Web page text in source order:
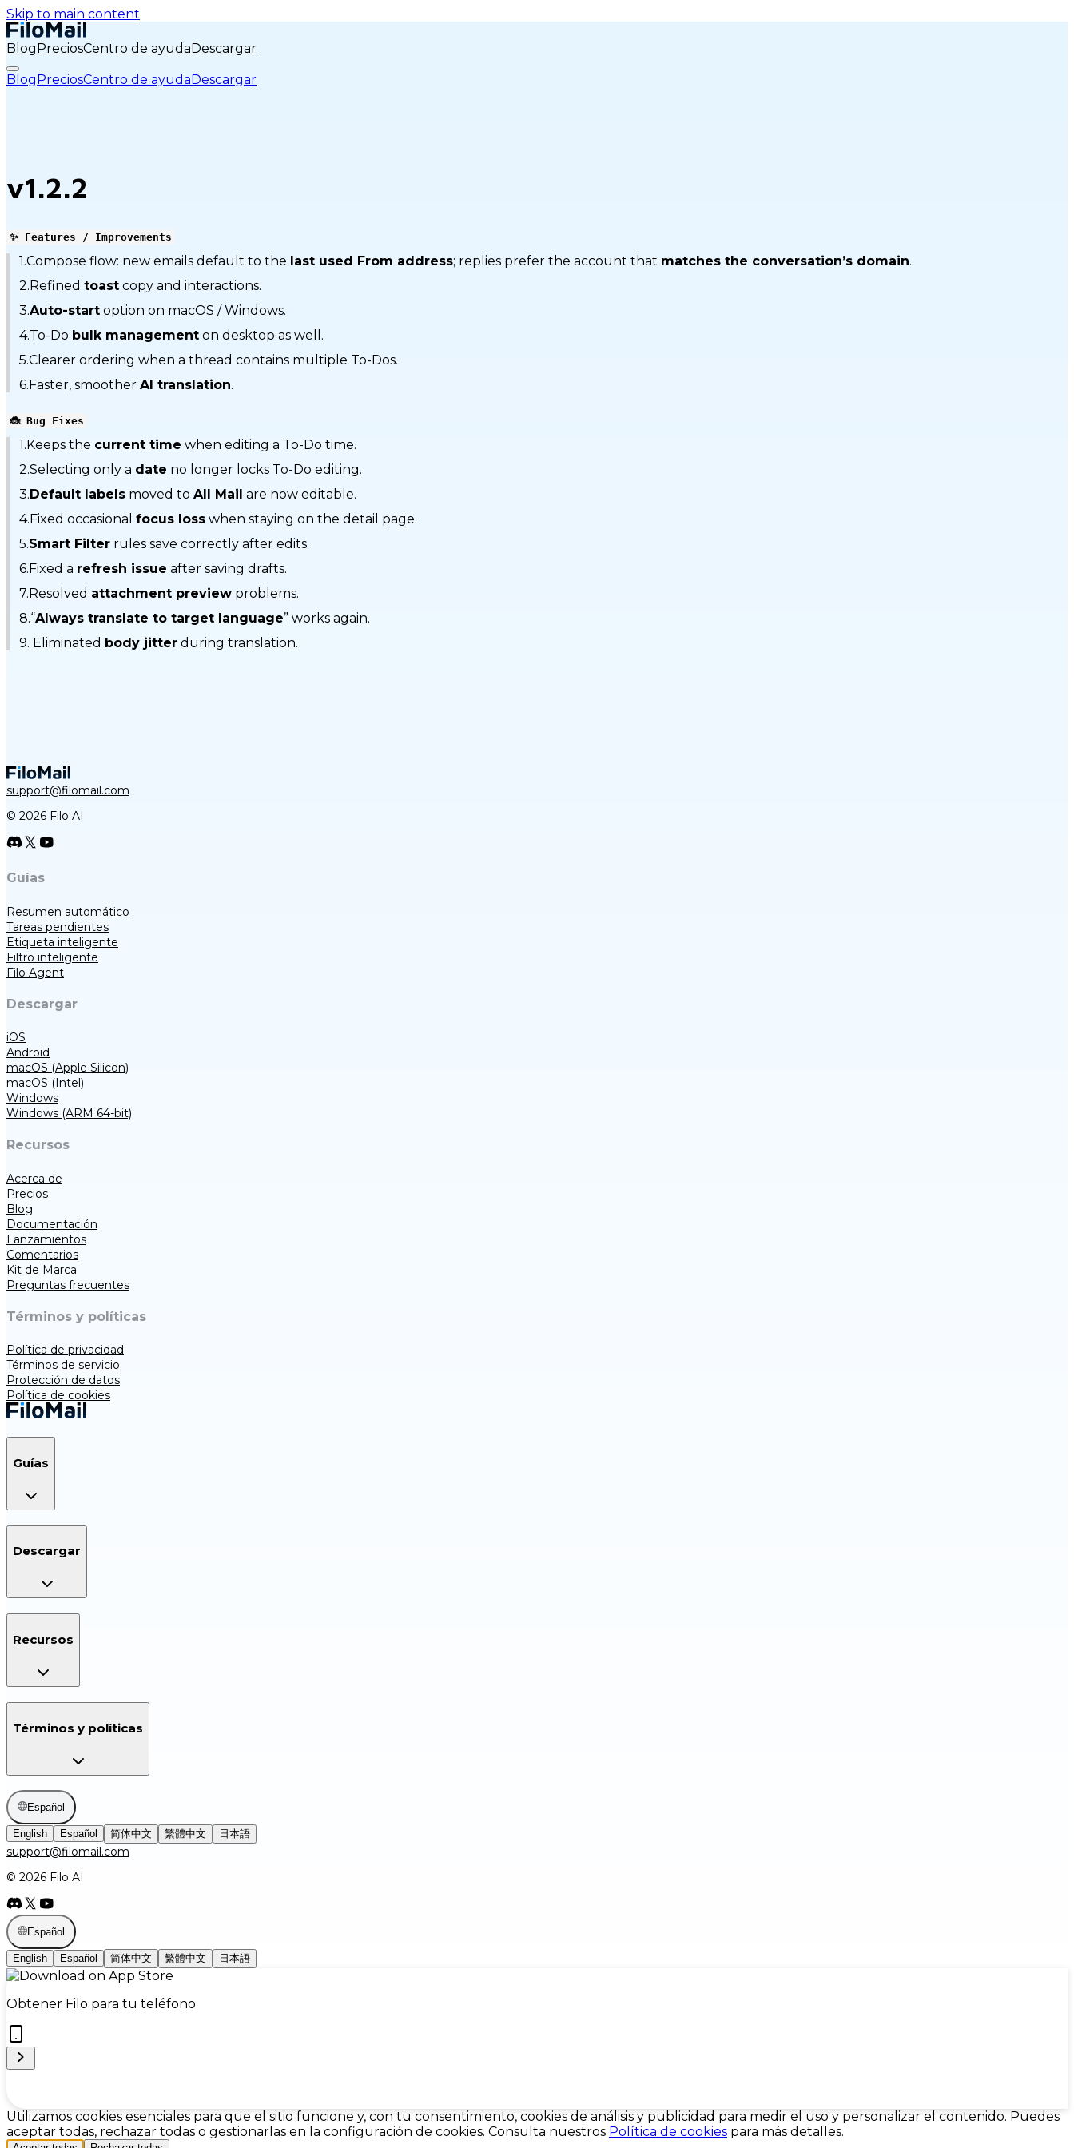
Skip to main content
BlogPreciosCentro de ayudaDescargar
BlogPreciosCentro de ayudaDescargar
v1.2.2
✨ Features / Improvements
1.Compose flow: new emails default to the last used From address; replies prefer the account that matches the conversation’s domain.
2.Refined toast copy and interactions.
3.Auto-start option on macOS / Windows.
4.To-Do bulk management on desktop as well.
5.Clearer ordering when a thread contains multiple To-Dos.
6.Faster, smoother AI translation.
🐞 Bug Fixes
1.Keeps the current time when editing a To-Do time.
2.Selecting only a date no longer locks To-Do editing.
3.Default labels moved to All Mail are now editable.
4.Fixed occasional focus loss when staying on the detail page.
5.Smart Filter rules save correctly after edits.
6.Fixed a refresh issue after saving drafts.
7.Resolved attachment preview problems.
8.“Always translate to target language” works again.
9. Eliminated body jitter during translation.
support@filomail.com
© 2026 Filo AI
Guías
Resumen automático
Tareas pendientes
Etiqueta inteligente
Filtro inteligente
Filo Agent
Descargar
iOS
Android
macOS (Apple Silicon)
macOS (Intel)
Windows
Windows (ARM 64-bit)
Recursos
Acerca de
Precios
Blog
Documentación
Lanzamientos
Comentarios
Kit de Marca
Preguntas frecuentes
Términos y políticas
Política de privacidad
Términos de servicio
Protección de datos
Política de cookies
Guías
Descargar
Recursos
Términos y políticas
Español
English Español 简体中文 繁體中文 日本語
support@filomail.com
© 2026 Filo AI
Español
English Español 简体中文 繁體中文 日本語
Obtener Filo para tu teléfono
Cookie Preferences
Utilizamos cookies esenciales para que el sitio funcione y, con tu consentimiento, cookies de análisis y publicidad para medir el uso y personalizar el contenido. Puedes
aceptar todas, rechazar todas o gestionarlas en la configuración de cookies. Consulta nuestros Política de cookies para más detalles.